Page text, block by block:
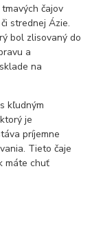
čajov
strednej Ázie.
bol zlisovaný do
a
na
kľudným
je
príjemne
Tieto čaje
máte chuť